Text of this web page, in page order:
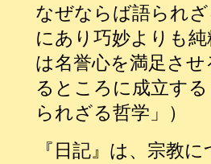
なぜならば語られ
にあり巧妙よりも
は名誉心を満足さ
るところに成立す
られざる哲学」）
『日記』は、宗教